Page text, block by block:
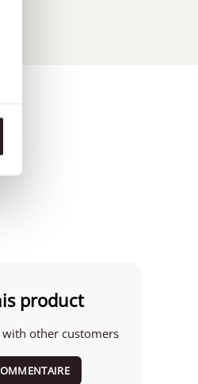
product
other customers